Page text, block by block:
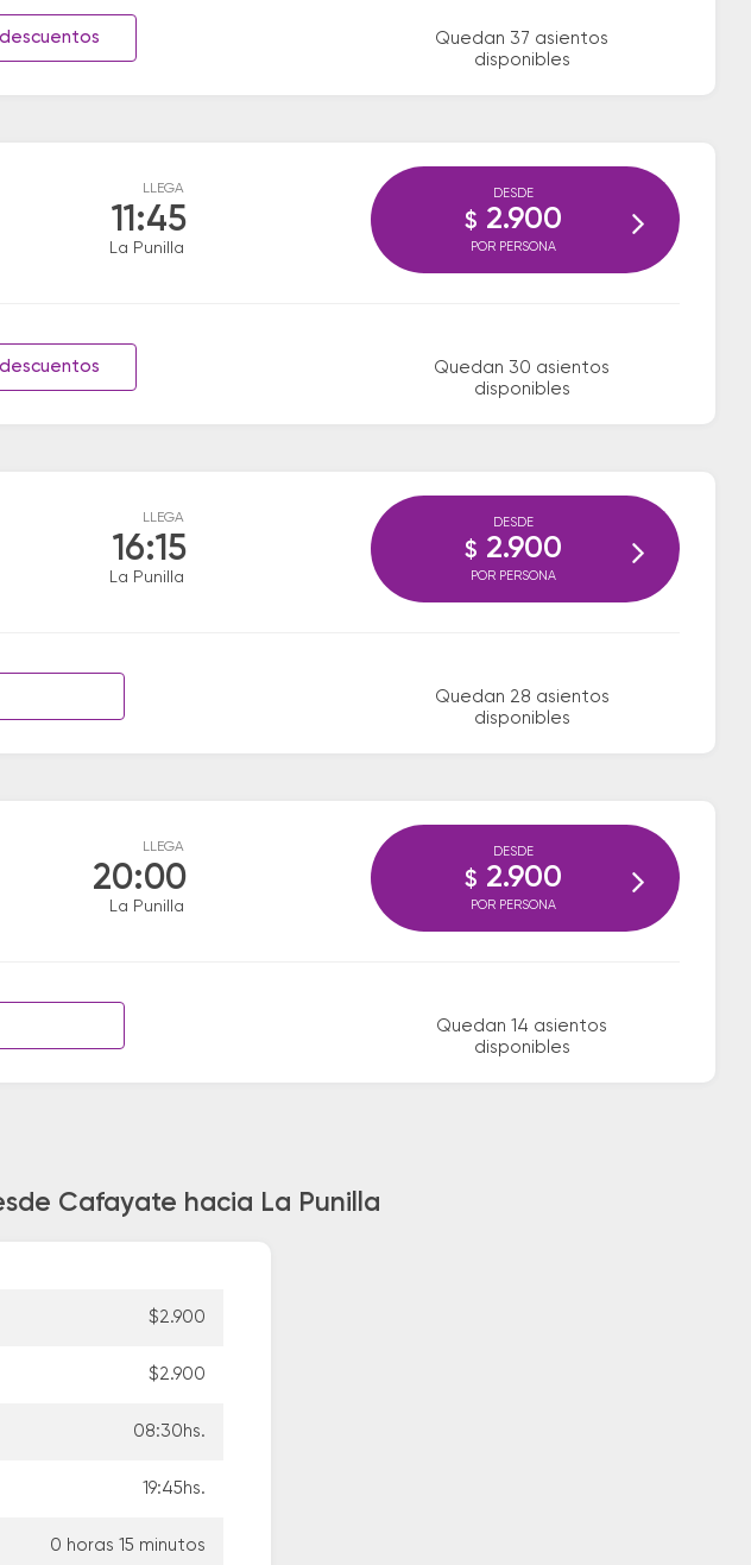
Quedan 37 asientos
disponibles
LLEGA
11:45
La Punilla
Quedan 30 asientos
disponibles
DESDE
$ 2.900
POR PERSONA
LLEGA
16:15
La Punilla
Quedan 28 asientos
disponibles
DESDE
$ 2.900
POR PERSONA
LLEGA
20:00
La Punilla
Quedan 14 asientos
disponibles
DESDE
$ 2.900
POR PERSONA
Cafayate hacia La Punilla
$2.900
$2.900
08:30hs.
19:45hs.
0 horas 15 minutos